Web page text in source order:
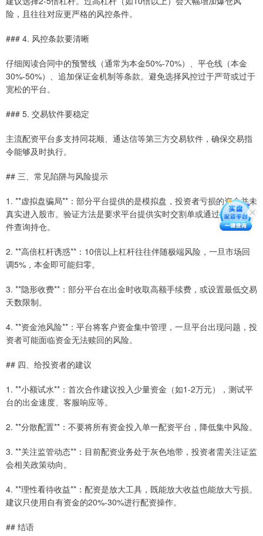
险，且往往对应更严格的风控条件。
### 4. 风控条款要清晰
仔细阅读合同中的预警线（通常为本金50%-70%）、平仓线（本金
30%-50%）、追加保证金机制等条款。避免选择风控过于严苛或过于
宽松的平台。
### 5. 交易软件要稳定
主流配资平台多支持同花顺、通达信等第三方交易软件，确保交易指
令能够及时执行。
## 三、常见陷阱与风险提示
1. **虚拟盘骗局**：部分平台提供的是模拟盘，投资者亏损的资金并未
真实进入股市。验证方法是要求平台提供实时交割单或通过第三方软
件查询持仓。
2. **高倍杠杆诱惑**：10倍以上杠杆往往伴随极端风险，一旦市场回
调5%，本金即可能归零。
3. **隐形收费**：部分平台在出金时收取高额手续费，或设置最低交易
天数限制。
4. **资金池风险**：平台将客户资金集中管理，一旦平台出现问题，投
资者可能面临资金无法赎回的风险。
## 四、给投资者的建议
1. **小额试水**：首次合作建议投入少量资金（如1-2万元），测试平
台的出金速度、客服响应等。
2. **分散配置**：不要将所有资金投入单一配资平台，降低集中风险。
3. **关注监管动态**：目前配资业务处于灰色地带，投资者需关注证监
会相关政策动向。
4. **理性看待收益**：配资是放大工具，既能放大收益也能放大亏损。
建议只使用自有资金的20%-30%进行配资操作。
## 结语